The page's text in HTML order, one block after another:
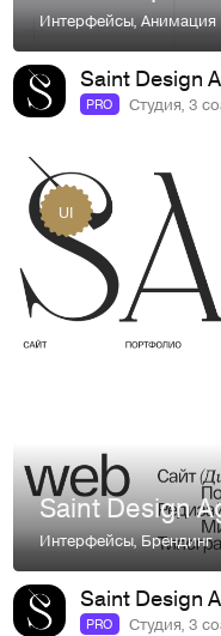
Интерфейсы,Анимация
Saint Design
PRO Студия, 3
UI
Интерфейсы,Брендинг
Saint Design
PRO Студия, 3